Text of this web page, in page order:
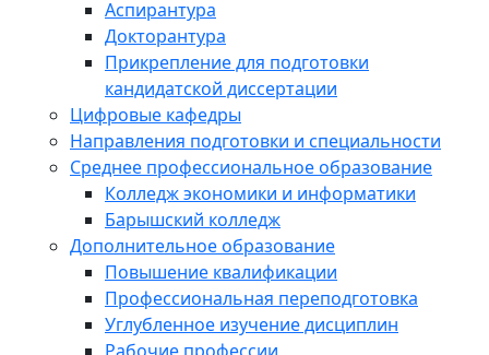
Аспирантура
Докторантура
Прикрепление для подготовки
кандидатской диссертации
Цифровые кафедры
Направления подготовки и специальности
Среднее профессиональное образование
Колледж экономики и информатики
Барышский колледж
Дополнительное образование
Повышение квалификации
Профессиональная переподготовка
Углубленное изучение дисциплин